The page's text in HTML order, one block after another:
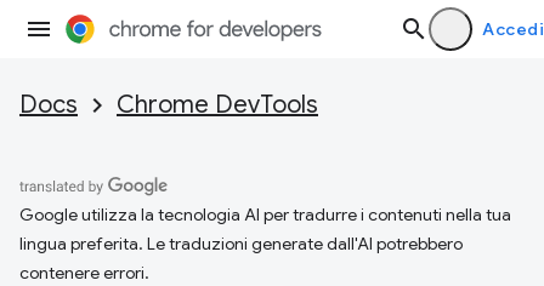
Accedi
Docs Chrome DevTools
Google utilizza la tecnologia AI per tradurre i contenuti nella tua
lingua preferita. Le traduzioni generate dall'AI potrebbero
contenere errori.